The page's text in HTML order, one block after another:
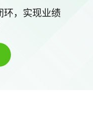
环，实现业绩